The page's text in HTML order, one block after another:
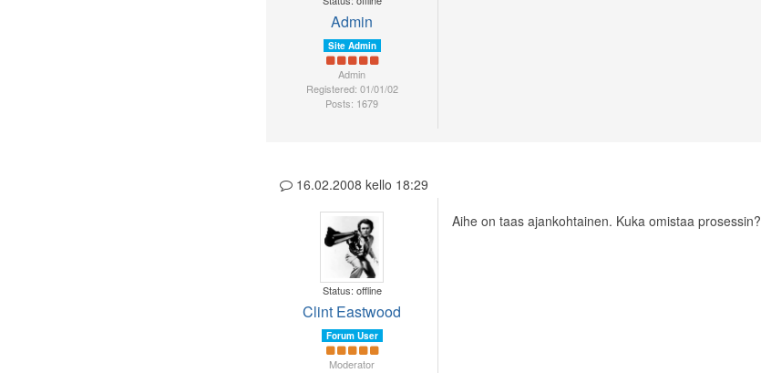
Admin
Site Admin
Admin
Registered: 01/01/02
Posts: 1679
16.02.2008 kello 18:29
Status: offline
Clint Eastwood
Forum User
Moderator
Aihe on taas ajankohtainen. Kuka omistaa prosessin?